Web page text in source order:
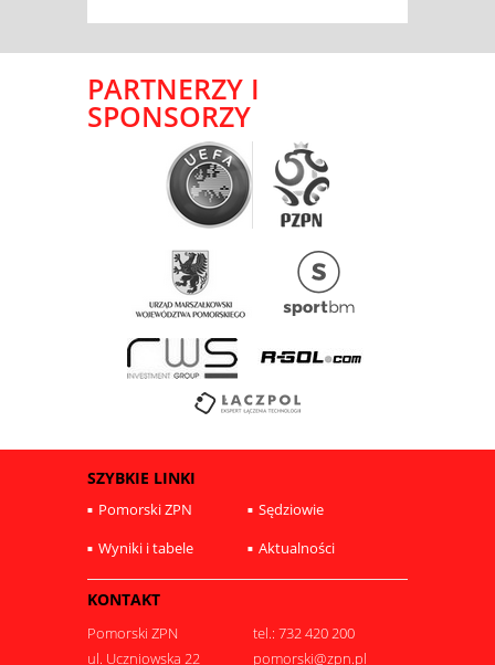
PARTNERZY I
SPONSORZY
SZYBKIE LINKI
Pomorski ZPN
Sędziowie
Wyniki i tabele
Aktualności
KONTAKT
Pomorski ZPN
tel.: 732 420 200
ul. Uczniowska 22
pomorski@zpn.pl